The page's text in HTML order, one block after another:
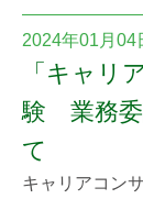
グに関わる全
動向や労働市
にワンストッ
2024年01月04
「キャリ
験 業務委
て
キャリアコン